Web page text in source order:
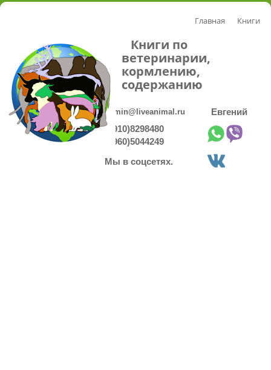
Главная Книги
Книги по
ветеринарии,
кормлению,
содержанию
admin@liveanimal.ru
Евгений
8(910)8298480
8(960)5044249
Мы в соцсетях.